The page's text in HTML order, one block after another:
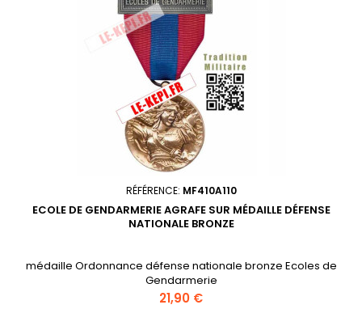
RÉFÉRENCE: MF410A110
ECOLE DE GENDARMERIE AGRAFE SUR MÉDAILLE DÉFENSE
NATIONALE BRONZE
médaille Ordonnance défense nationale bronze Ecoles de
Gendarmerie
Prix
21,90 €